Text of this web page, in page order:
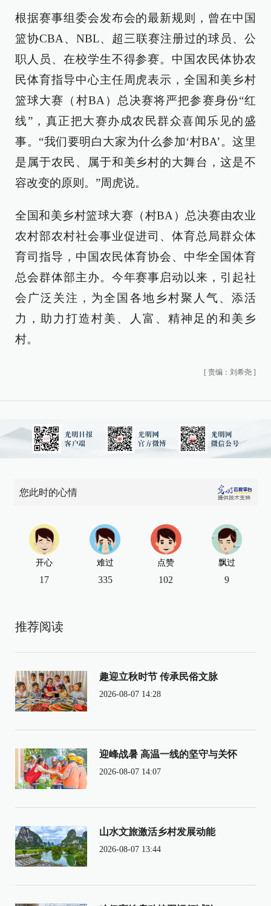
根据赛事组委会发布会的最新规则，曾在中国
篮协CBA、NBL、超三联赛注册过的球员、公
职人员、在校学生不得参赛。中国农民体协农
民体育指导中心主任周虎表示，全国和美乡村
篮球大赛（村BA）总决赛将严把参赛身份“红
线”，真正把大赛办成农民群众喜闻乐见的盛
事。“我们要明白大家为什么参加‘村BA’。这里
是属于农民、属于和美乡村的大舞台，这是不
容改变的原则。”周虎说。
全国和美乡村篮球大赛（村BA）总决赛由农业
农村部农村社会事业促进司、体育总局群众体
育司指导，中国农民体育协会、中华全国体育
总会群体部主办。今年赛事启动以来，引起社
会广泛关注，为全国各地乡村聚人气、添活
力，助力打造村美、人富、精神足的和美乡
村。
[ 责编：刘希尧 ]
您此时的心情
开心
17
难过
335
点赞
102
飘过
9
推荐阅读
趣迎立秋时节 传承民俗文脉
2026-08-07 14:28
迎峰战暑 高温一线的坚守与关怀
2026-08-07 14:07
山水文旅激活乡村发展动能
2026-08-07 13:44